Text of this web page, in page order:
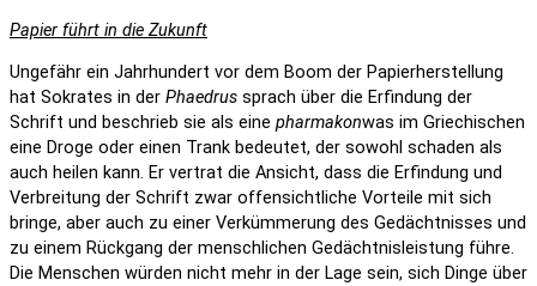
Papier führt in die Zukunft
Ungefähr ein Jahrhundert vor dem Boom der Papierherstellung
hat Sokrates in der Phaedrus sprach über die Erfindung der
Schrift und beschrieb sie als eine pharmakonwas im Griechischen
eine Droge oder einen Trank bedeutet, der sowohl schaden als
auch heilen kann. Er vertrat die Ansicht, dass die Erfindung und
Verbreitung der Schrift zwar offensichtliche Vorteile mit sich
bringe, aber auch zu einer Verkümmerung des Gedächtnisses und
zu einem Rückgang der menschlichen Gedächtnisleistung führe.
Die Menschen würden nicht mehr in der Lage sein, sich Dinge über